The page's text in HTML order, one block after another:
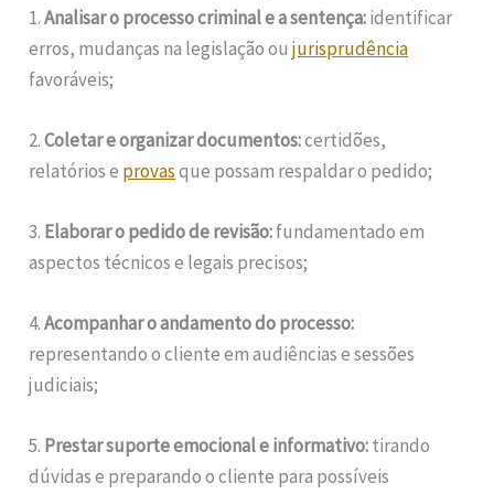
1.Analisar o processo criminal e a sentença:identificar
erros, mudanças na legislação oujurisprudência
favoráveis;
2.Coletar e organizar documentos:certidões,
relatórios e provasque possam respaldar o pedido;
3. Elaborar o pedido de revisão:fundamentado em
aspectos técnicos e legais precisos;
4.Acompanhar o andamento do processo:
representando o cliente em audiências e sessões
judiciais;
5. Prestar suporte emocional e informativo:tirando
dúvidas e preparando o cliente para possíveis